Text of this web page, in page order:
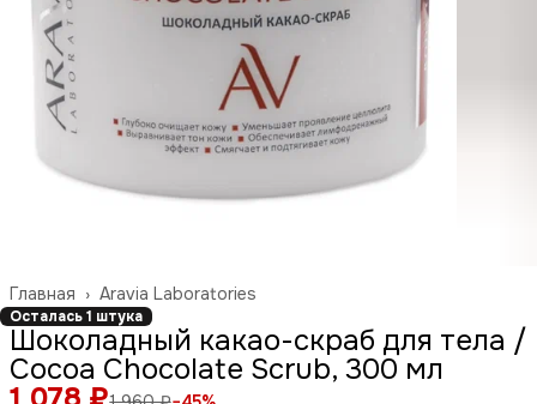
Aravia Laboratories
Главная ›
Осталась 1 штука
Шоколадный какао-скраб для тела /
Cocoa Chocolate Scrub, 300 мл